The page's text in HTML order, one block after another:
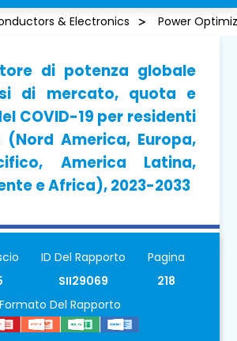
& Electronics Power
di potenza globale
di mercato, quota e
COVID-19 per residenti
America, Europa,
America Latina,
e Africa), 2023-2033
ID Del Rapporto
SII29069
Pagina
218
Formato Del Rapporto